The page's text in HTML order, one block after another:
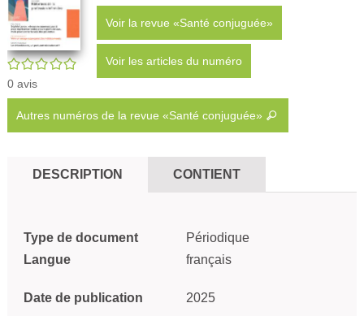
/5
0 avis
Voir la revue «Santé conjuguée»
Voir les articles du numéro
Autres numéros de la revue «Santé conjuguée»
DESCRIPTION CONTIENT
Type de document
Périodique
Langue
français
Date de publication 2025